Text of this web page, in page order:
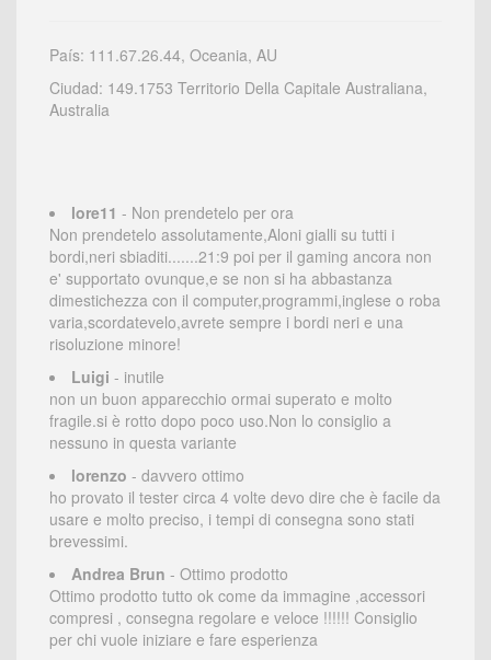
País: 111.67.26.44, Oceania, AU
Ciudad: 149.1753 Territorio Della Capitale Australiana,
Australia
lore11 - Non prendetelo per ora
Non prendetelo assolutamente,Aloni gialli su tutti i
bordi,neri sbiaditi.......21:9 poi per il gaming ancora non
e' supportato ovunque,e se non si ha abbastanza
dimestichezza con il computer,programmi,inglese o roba
varia,scordatevelo,avrete sempre i bordi neri e una
risoluzione minore!
Luigi - inutile
non un buon apparecchio ormai superato e molto
fragile.si è rotto dopo poco uso.Non lo consiglio a
nessuno in questa variante
lorenzo - davvero ottimo
ho provato il tester circa 4 volte devo dire che è facile da
usare e molto preciso, i tempi di consegna sono stati
brevessimi.
Andrea Brun - Ottimo prodotto
Ottimo prodotto tutto ok come da immagine ,accessori
compresi , consegna regolare e veloce !!!!!! Consiglio
per chi vuole iniziare e fare esperienza